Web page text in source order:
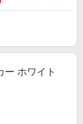
ー ホワイト